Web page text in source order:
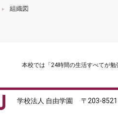
組織図
本校では「24時間の生活すべてが
学校法人 自由学園 〒203-